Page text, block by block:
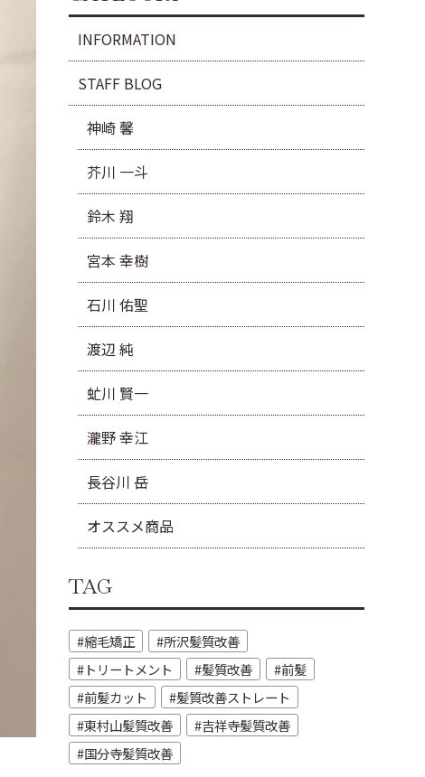
INFORMATION
STAFF BLOG
神崎 馨
芥川 一斗
鈴木 翔
宮本 幸樹
石川 佑聖
渡辺 純
虻川 賢一
瀧野 幸江
長谷川 岳
オススメ商品
TAG
縮毛矯正
所沢髪質改善
トリートメント
髪質改善
前髪
前髪カット
髪質改善ストレート
東村山髪質改善
吉祥寺髪質改善
国分寺髪質改善